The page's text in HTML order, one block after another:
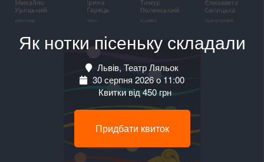
Як нотки пісеньку складали
Львів, Театр Ляльок
30 серпня 2026 о 11:00
Квитки від 450 грн
Придбати квиток